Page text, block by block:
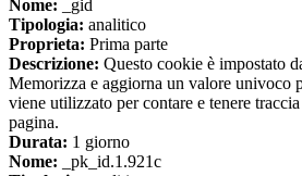
Nome: _gid
Tipologia: analitico
Proprieta: Prima parte
Descrizione: Questo cookie è impostato
Memorizza e aggiorna un valore univoco
viene utilizzato per contare e tenere
pagina.
Durata: 1 giorno
Nome: _pk_id.1.921c